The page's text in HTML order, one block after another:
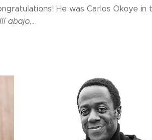
He was Carlos Okoye in
abajo,...